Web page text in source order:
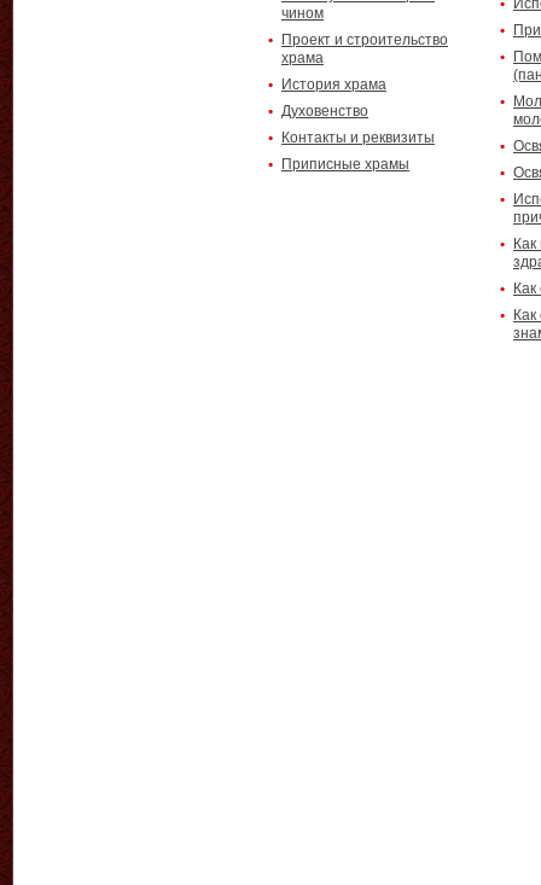
чином
Проект и строительство
храма
История храма
Духовенство
Контакты и реквизиты
Приписные храмы
Как